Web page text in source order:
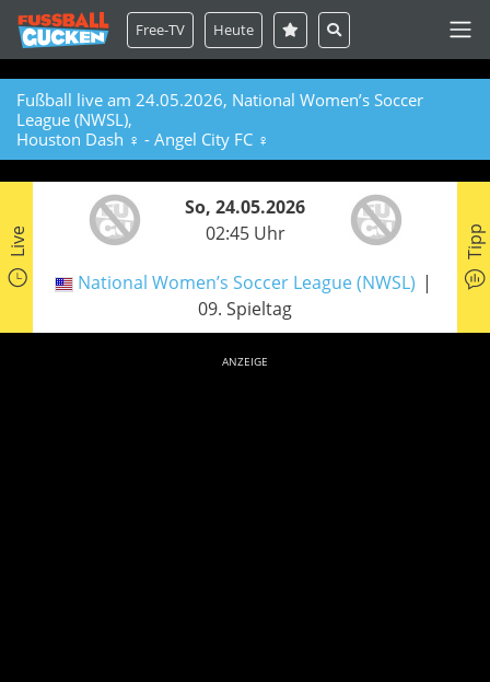
Free-TV Heute
Fußball live am 24.05.2026, National Women’s Soccer
League (NWSL),
Houston Dash ♀ - Angel City FC ♀
Live
So, 24.05.2026
02:45 Uhr
National Women’s Soccer League (NWSL)
09. Spieltag
Tipp
ANZEIGE